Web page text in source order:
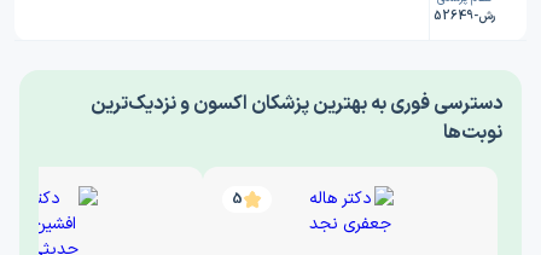
رش-52649
‎دسترسی فوری به بهترین پزشکان اکسون و نزدیک‌ترین
نوبت‌ها
5